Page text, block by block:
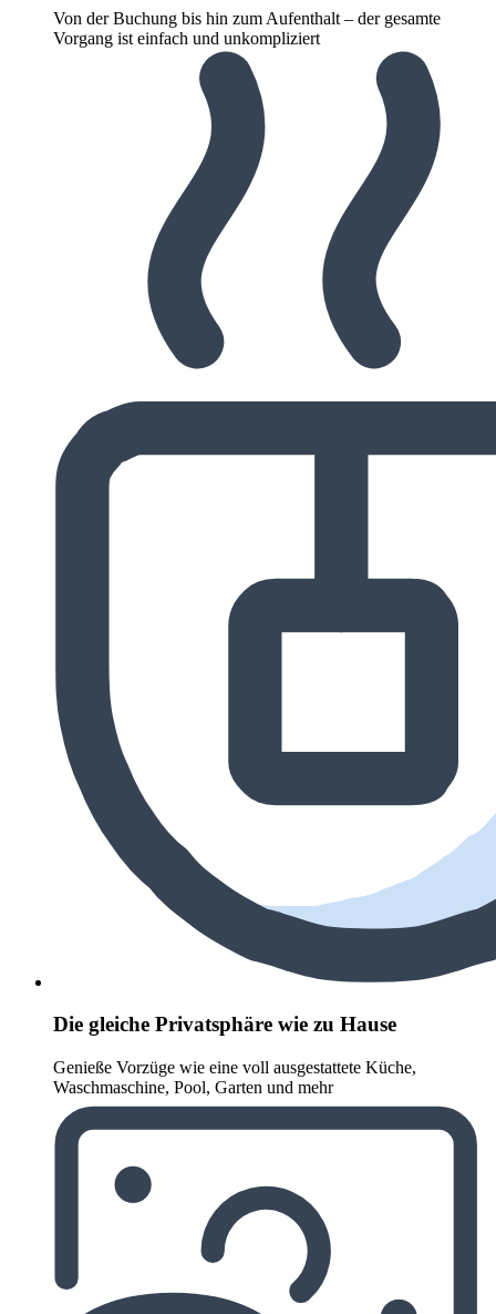
Von der Buchung bis hin zum Aufenthalt – der gesamte
Vorgang ist einfach und unkompliziert
Die gleiche Privatsphäre wie zu Hause
Genieße Vorzüge wie eine voll ausgestattete Küche,
Waschmaschine, Pool, Garten und mehr